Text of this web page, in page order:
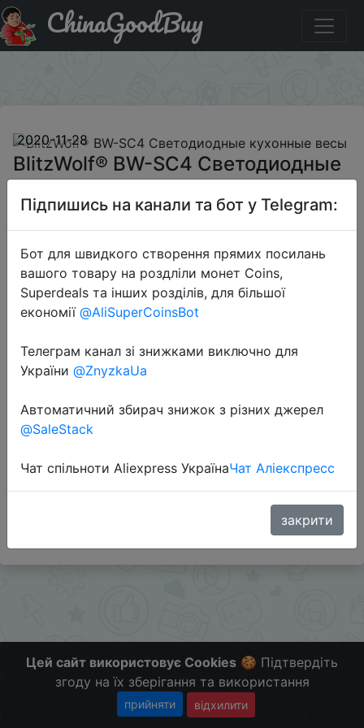
Промокод на знижку BGBFHOME55 BlitzWolf® BW-SC4
Светодиодные кухонные весы
ChinaGoodBuy
2020-11-28
BlitzWolf® BW-SC4 Светодиодные
кухонные весы
$13.99
Промокод:"BGBFHOME55"
Слідкуйте за знижками на мобільному, в телеграм
Цей сайт використовує Cookies 🍪 Підтвердіть
згоду на їх зберігання та використання
прийняти відхилити
Підпишись на канали та бот у Telegram:
Бот для швидкого створення прямих посилань
вашого товару на роздліли монет Coins,
Superdeals та інших розділів, для більшої
економії @AliSuperCoinsBot
Телеграм канал зі знижками виключно для
України @ZnyzkaUa
Автоматичний збирач знижок з різних джерел
@SaleStack
Чат спільноти Aliexpress УкраїнаЧат Аліекспресс
закрити